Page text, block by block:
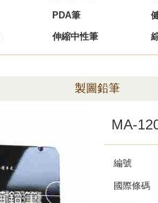
PDA筆
伸縮中性筆
製圖鉛筆
MA-
編號
國際條碼